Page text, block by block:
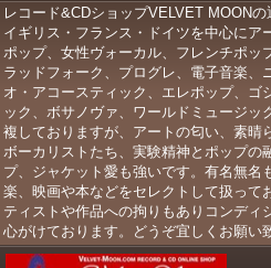
レコード&CDショップVELVET MOON
イギリス・フランス・ドイツを中心にア
ポップ、女性ヴォーカル、フレンチポッ
ラッドフォーク、プログレ、電子音楽、
オ・アコースティック、エレポップ、ゴ
ック、ボサノヴァ、ワールドミュージッ
複しておりますが、アートの匂い、素晴
ボーカリストたち、実験精神とポップの
プ、ジャケット愛も強いです。有名無名
楽、映画や本などをセレクトして扱って
ティストや作品への拘りもありコンディ
心がけております。どうぞ宜しくお願い